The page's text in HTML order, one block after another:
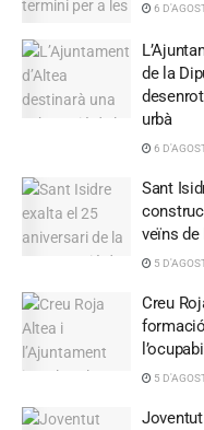
6
de la
urbà
6
Sant
veïns de
5
Creu
5